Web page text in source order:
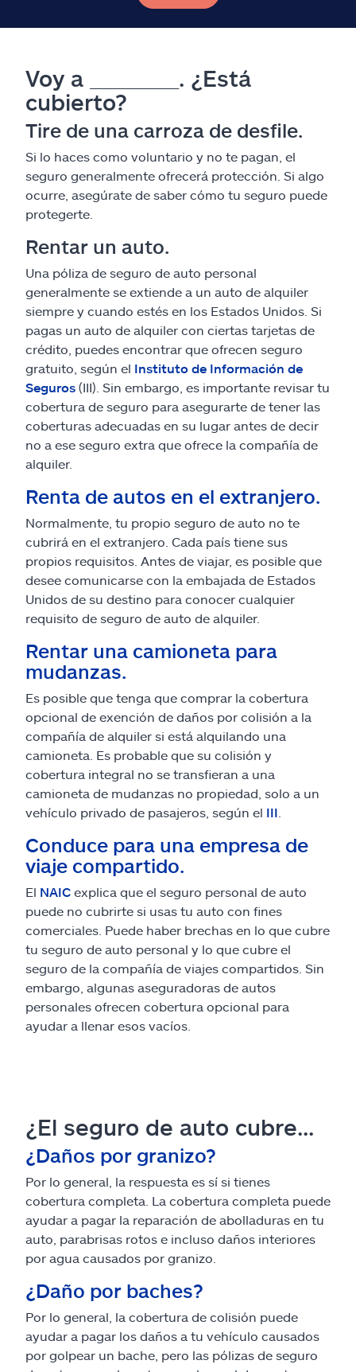
Voy a _______. ¿Está
cubierto?
Tire de una carroza de desfile.
Si lo haces como voluntario y no te pagan, el
seguro generalmente ofrecerá protección. Si algo
ocurre, asegúrate de saber cómo tu seguro puede
protegerte.
Rentar un auto.
Una póliza de seguro de auto personal
generalmente se extiende a un auto de alquiler
siempre y cuando estés en los Estados Unidos. Si
pagas un auto de alquiler con ciertas tarjetas de
crédito, puedes encontrar que ofrecen seguro
gratuito, según el Instituto de Información de
Seguros (III). Sin embargo, es importante revisar tu
cobertura de seguro para asegurarte de tener las
coberturas adecuadas en su lugar antes de decir
no a ese seguro extra que ofrece la compañía de
alquiler.
Renta de autos en el extranjero.
Normalmente, tu propio seguro de auto no te
cubrirá en el extranjero. Cada país tiene sus
propios requisitos. Antes de viajar, es posible que
desee comunicarse con la embajada de Estados
Unidos de su destino para conocer cualquier
requisito de seguro de auto de alquiler.
Rentar una camioneta para
mudanzas.
Es posible que tenga que comprar la cobertura
opcional de exención de daños por colisión a la
compañía de alquiler si está alquilando una
camioneta. Es probable que su colisión y
cobertura integral no se transfieran a una
camioneta de mudanzas no propiedad, solo a un
vehículo privado de pasajeros, según el III
Conduce para una empresa de
viaje compartido.
El NAIC explica que el seguro personal de auto
puede no cubrirte si usas tu auto con fines
comerciales. Puede haber brechas en lo que cubre
tu seguro de auto personal y lo que cubre el
seguro de la compañía de viajes compartidos. Sin
embargo, algunas aseguradoras de autos
personales ofrecen cobertura opcional para
ayudar a llenar esos vacíos.
¿El seguro de auto cubre...
¿Daños por granizo?
Por lo general, la respuesta es sí si tienes
cobertura completa. La cobertura completa puede
ayudar a pagar la reparación de abolladuras en tu
auto, parabrisas rotos e incluso daños interiores
por agua causados por granizo.
¿Daño por baches?
Por lo general, la cobertura de colisión puede
ayudar a pagar los daños a tu vehículo causados
por golpear un bache, pero las pólizas de seguro